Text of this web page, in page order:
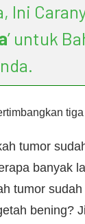
Ini
’ untuk
tumor
banyak
tumor
bening?